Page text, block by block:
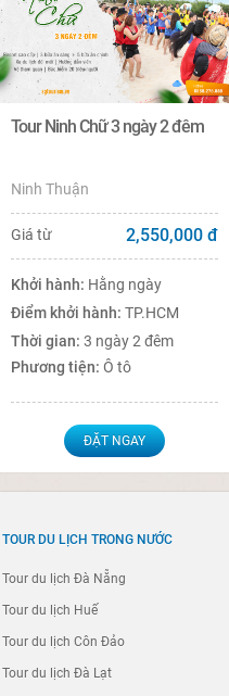
Tour Ninh Chữ 3 ngày 2 đêm
Ninh Thuận
Giá từ 2,550,000 đ
Khởi hành: Hằng ngày
Điểm khởi hành:TP.HCM
Thời gian:3 ngày 2 đêm
Phương tiện:Ô tô
ĐẶT NGAY
TOUR DU LỊCH TRONG NƯỚC
Tour du lịch Đà Nẵng
Tour du lịch Huế
Tour du lịch Côn Đảo
Tour du lịch Đà Lạt